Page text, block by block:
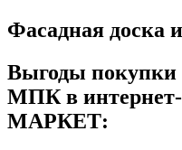
Фасадная доска
Выгоды покупки
МПК в
МАРКЕТ: